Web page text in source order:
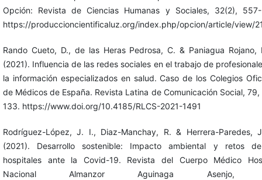
Opción: Revista de Ciencias Humanas y Sociales, 32(2),
https://produccioncientificaluz.org/index.php/opcion/article/view/
Rando Cueto, D., de las Heras Pedrosa, C. & Paniagua Rojano,
(2021). Influencia de las redes sociales en el trabajo de
la información especializados en salud. Caso de los Colegios
de Médicos de España. Revista Latina de Comunicación Social, 79,
133. https://www.doi.org/10.4185/RLCS-2021-1491
Rodríguez-López, J. I., Diaz-Manchay, R. & Herrera-Paredes,
(2021). Desarrollo sostenible: Impacto ambiental y retos
hospitales ante la Covid-19. Revista del Cuerpo Médico
Nacional Almanzor Aguinaga Asenjo,